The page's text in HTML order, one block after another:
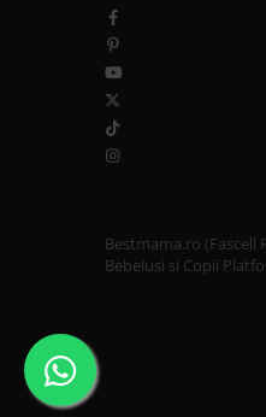
Bestmama.ro (Fascell
Bebelusi si Copii